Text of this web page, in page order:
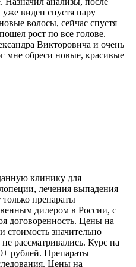
уже виден спустя пару
волосы, сейчас спустя
рост по все голове.
Викторовича и очень
мне обреси новые, красивые
клинику для
лечения выпадения
препараты
дилером в России, с
договоренность. Цены на
значительно
рассматривались. Курс на
рублей. Препараты
Цены на